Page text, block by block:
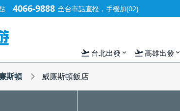
4066-9888 全台市話直撥，手機加(02)
flight_takeoff 台北出發 expand_more flight_takeoff高雄出發 expand_more
斯頓 威廉斯頓飯店